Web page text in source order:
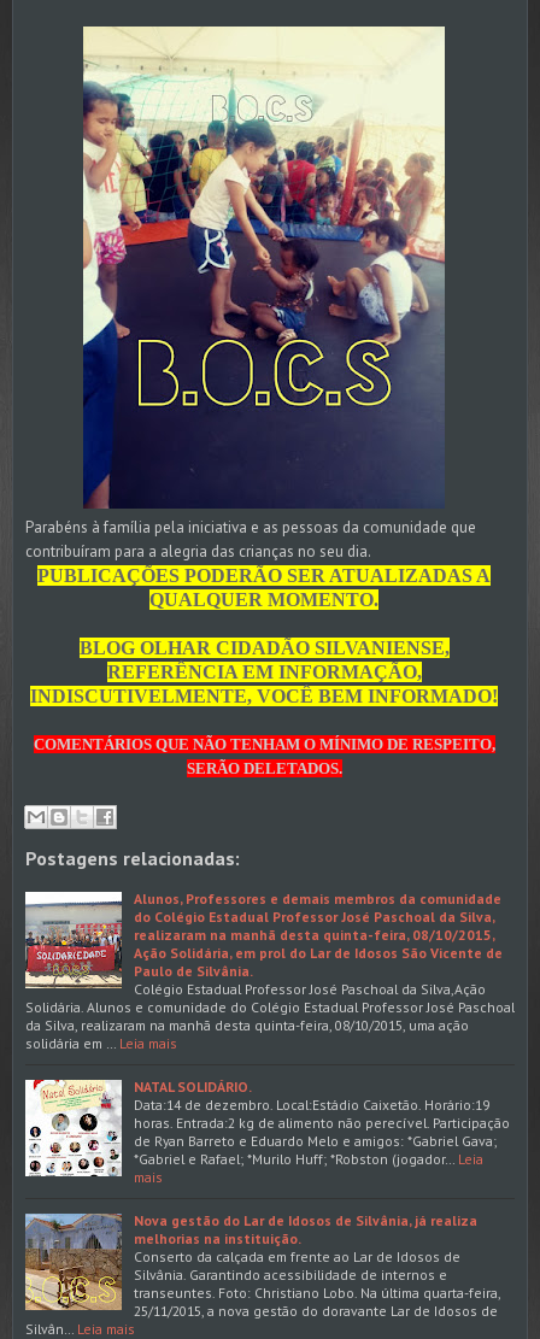
Parabéns à família pela iniciativa e as pessoas da comunidade que
contribuíram para a alegria das crianças no seu dia.
PUBLICAÇÕES PODERÃO SER ATUALIZADAS A
QUALQUER MOMENTO.
BLOG OLHAR CIDADÃO SILVANIENSE,
REFERÊNCIA EM INFORMAÇÃO,
INDISCUTIVELMENTE, VOCÊ BEM INFORMADO!
COMENTÁRIOS QUE NÃO TENHAM O MÍNIMO DE RESPEITO,
SERÃO DELETADOS.
Postagens relacionadas:
Alunos, Professores e demais membros da comunidade
do Colégio Estadual Professor José Paschoal da Silva,
realizaram na manhã desta quinta-feira, 08/10/2015,
Ação Solidária, em prol do Lar de Idosos São Vicente de
Paulo de Silvânia.
Colégio Estadual Professor José Paschoal da Silva,Ação
Solidária. Alunos e comunidade do Colégio Estadual Professor José Paschoal
da Silva, realizaram na manhã desta quinta-feira, 08/10/2015, uma ação
solidária em …
Leia mais
NATAL SOLIDÁRIO.
Data:14 de dezembro. Local:Estádio Caixetão. Horário:19
horas. Entrada:2 kg de alimento não perecível. Participação
de Ryan Barreto e Eduardo Melo e amigos: *Gabriel Gava;
*Gabriel e Rafael; *Murilo Huff; *Robston (jogador…
Leia
mais
Nova gestão do Lar de Idosos de Silvânia, já realiza
melhorias na instituição.
Conserto da calçada em frente ao Lar de Idosos de
Silvânia. Garantindo acessibilidade de internos e
transeuntes. Foto: Christiano Lobo. Na última quarta-feira,
25/11/2015, a nova gestão do doravante Lar de Idosos de
Silvân…
Leia mais